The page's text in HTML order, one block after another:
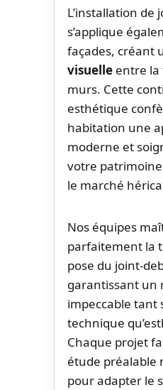
L’installation de
s’applique
façades, créant
visuelle entre la
murs. Cette
esthétique
habitation une
moderne et
votre
le marché
Nos équipes
parfaitement la
pose du joint-
garantissant un
impeccable tant
technique
Chaque projet
étude préalable
pour adapter le